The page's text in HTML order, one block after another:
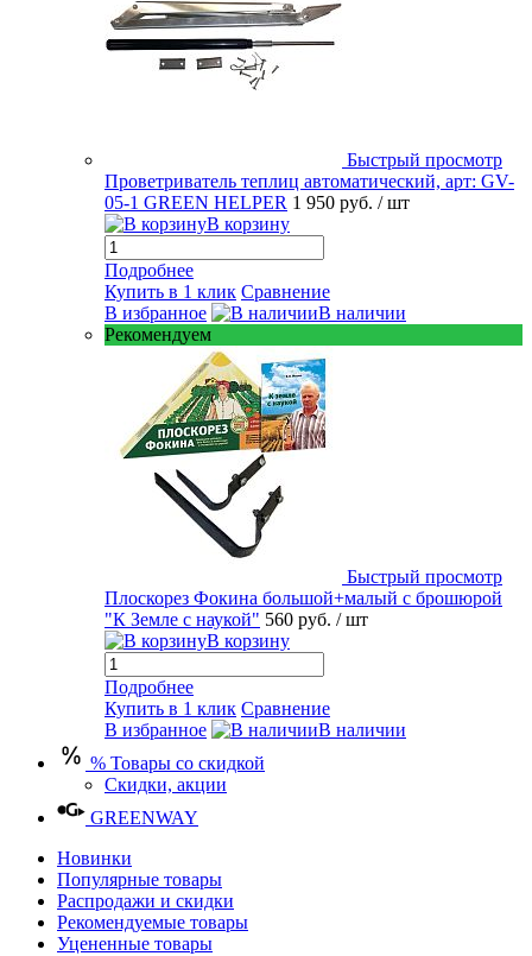
Быстрый просмотр
Проветриватель теплиц автоматический, арт: GV-
05-1 GREEN HELPER 1 950 руб. / шт
В корзину
Подробнее
Купить в 1 клик Сравнение
В избранное
В наличии
Рекомендуем
Быстрый просмотр
Плоскорез Фокина большой+малый с брошюрой
"К Земле с наукой" 560 руб. / шт
В корзину
Подробнее
Купить в 1 клик Сравнение
В избранное
В наличии
% Товары со скидкой
Скидки, акции
GREENWAY
Новинки
Популярные товары
Распродажи и скидки
Рекомендуемые товары
Уцененные товары